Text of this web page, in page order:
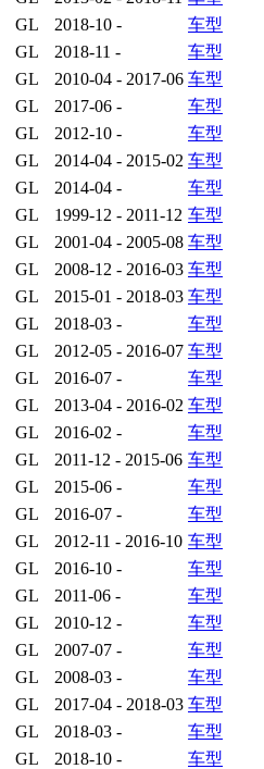
GL 2018-10 -
车型
GL 2018-11 -
车型
GL 2010-04 - 2017-06 车型
GL 2017-06 -
车型
GL 2012-10 -
车型
GL 2014-04 - 2015-02 车型
GL 2014-04 -
车型
GL 1999-12 - 2011-12 车型
GL 2001-04 - 2005-08 车型
GL 2008-12 - 2016-03 车型
GL 2015-01 - 2018-03 车型
GL 2018-03 -
车型
GL 2012-05 - 2016-07 车型
GL 2016-07 -
车型
GL 2013-04 - 2016-02 车型
GL 2016-02 -
车型
GL 2011-12 - 2015-06 车型
GL 2015-06 -
车型
GL 2016-07 -
车型
GL 2012-11 - 2016-10 车型
GL 2016-10 -
车型
GL 2011-06 -
车型
GL 2010-12 -
车型
GL 2007-07 -
车型
GL 2008-03 -
车型
GL 2017-04 - 2018-03 车型
GL 2018-03 -
车型
GL 2018-10 -
车型